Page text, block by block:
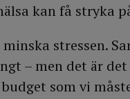
kan få stryka
stressen.
– men det är
som vi